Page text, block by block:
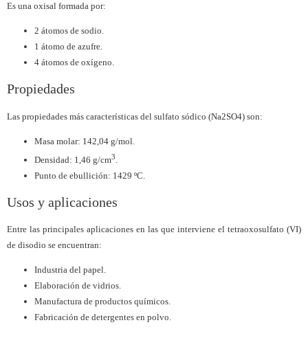
Es una oxisal formada por:
2 átomos de sodio.
1 átomo de azufre.
4 átomos de oxígeno.
Propiedades
Las propiedades más características del sulfato sódico (Na2SO4) son:
Masa molar: 142,04 g/mol.
Densidad: 1,46 g/cm3
Punto de ebullición: 1429 ºC.
Usos y aplicaciones
Entre las principales aplicaciones en las que interviene el tetraoxosulfato (VI)
de disodio se encuentran:
Industria del papel.
Elaboración de vidrios.
Manufactura de productos químicos.
Fabricación de detergentes en polvo.